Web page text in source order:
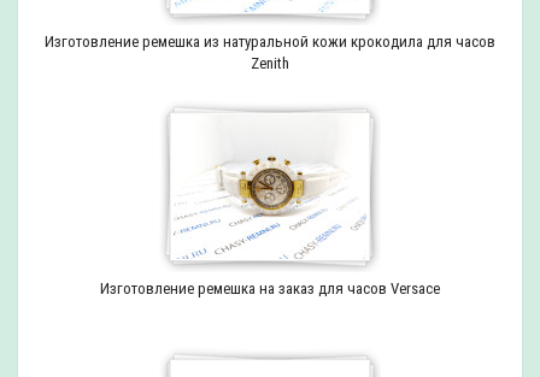
Изготовление ремешка из натуральной кожи крокодила для часов
Zenith
Изготовление ремешка на заказ для часов Versace